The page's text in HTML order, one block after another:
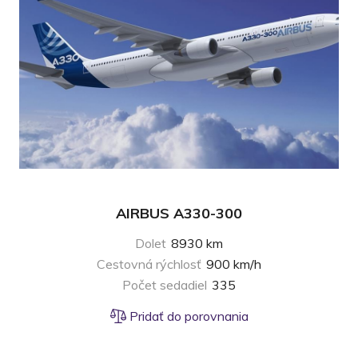
AIRBUS A330-300
Dolet 8930 km
Cestovná rýchlosť 900 km/h
Počet sedadiel 335
Pridať do porovnania